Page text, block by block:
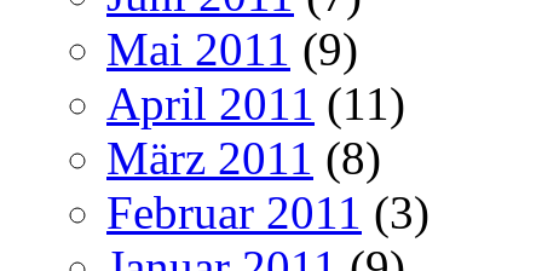
Mai 2011 (9)
April 2011 (11)
März 2011 (8)
Februar 2011 (3)